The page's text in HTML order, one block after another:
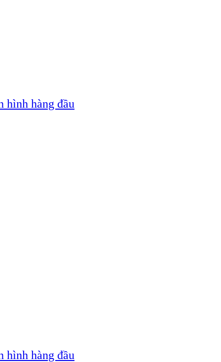
hình hàng đầu
hình hàng đầu